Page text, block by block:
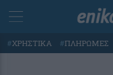
#ΧΡΗΣΤΙΚΑ #ΠΛΗΡΩΜΕΣ